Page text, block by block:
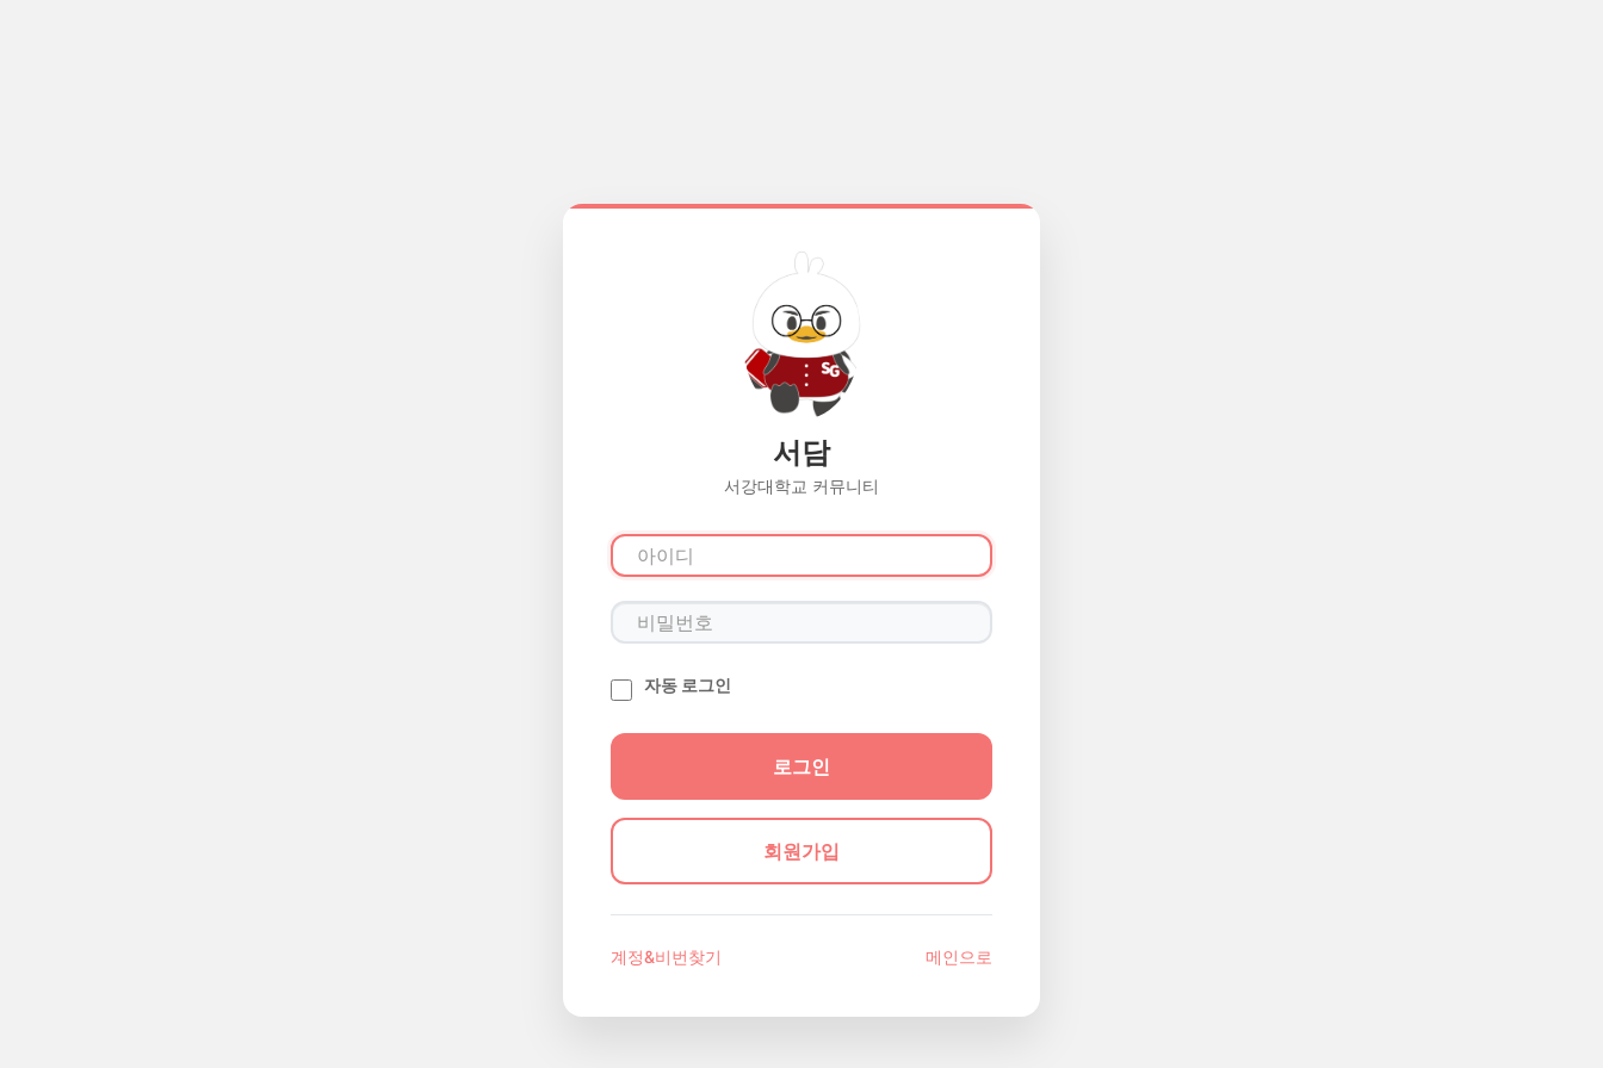
서담
서강대학교 커뮤니티
자동 로그인
회원가입
계정&비번찾기 메인으로